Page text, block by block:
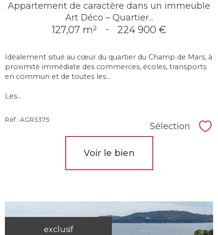
Appartement de caractère dans un immeuble
Art Déco – Quartier...
127,07 m² - 224 900 €
Idéalement situé au cœur du quartier du Champ de Mars, à
proximité immédiate des commerces, écoles, transports
en commun et de toutes les...
Les...
Réf : AGR3375
Sélection
Voir le bien
exclusif